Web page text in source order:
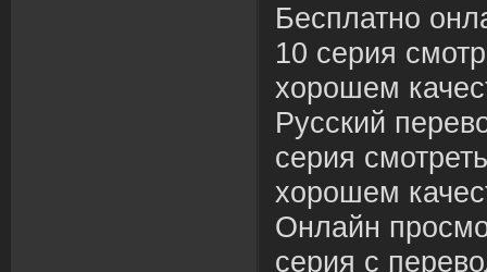
Бесплатно
10 серия
хорошем
Русский
серия
хорошем
Онлайн
серия с